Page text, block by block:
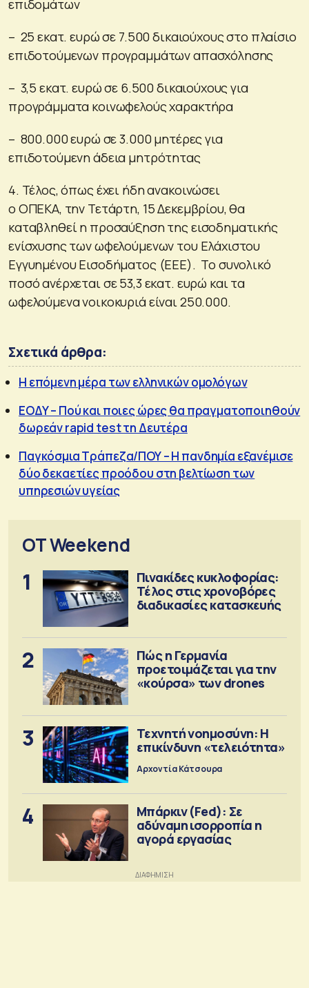
επιδομάτων
– 25 εκατ. ευρώ σε 7.500 δικαιούχους στο πλαίσιο
επιδοτούμενων προγραμμάτων απασχόλησης
– 3,5 εκατ. ευρώ σε 6.500 δικαιούχους για
προγράμματα κοινωφελούς χαρακτήρα
– 800.000 ευρώ σε 3.000 μητέρες για
επιδοτούμενη άδεια μητρότητας
4. Τέλος, όπως έχει ήδη ανακοινώσει
ο ΟΠΕΚΑ, την Τετάρτη, 15 Δεκεμβρίου, θα
καταβληθεί η προσαύξηση της εισοδηματικής
ενίσχυσης των ωφελούμενων του Ελάχιστου
Εγγυημένου Εισοδήματος (ΕΕΕ). Το συνολικό
ποσό ανέρχεται σε 53,3 εκατ. ευρώ και τα
ωφελούμενα νοικοκυριά είναι 250.000.
Σχετικά άρθρα:
Η επόμενη μέρα των ελληνικών ομολόγων
ΕΟΔΥ – Πού και ποιες ώρες θα πραγματοποιηθούν
δωρεάν rapid test τη Δευτέρα
Παγκόσμια Τράπεζα/ΠΟΥ – Η πανδημία εξανέμισε
δύο δεκαετίες προόδου στη βελτίωση των
υπηρεσιών υγείας
OT Weekend
1
Πινακίδες κυκλοφορίας:
Τέλος στις χρονοβόρες
διαδικασίες κατασκευής
2
Πώς η Γερμανία
προετοιμάζεται για την
«κούρσα» των drones
3
Τεχνητή νοημοσύνη: Η
επικίνδυνη «τελειότητα»
Αρχοντία Κάτσουρα
4
Μπάρκιν (Fed): Σε
αδύναμη ισορροπία η
αγορά εργασίας